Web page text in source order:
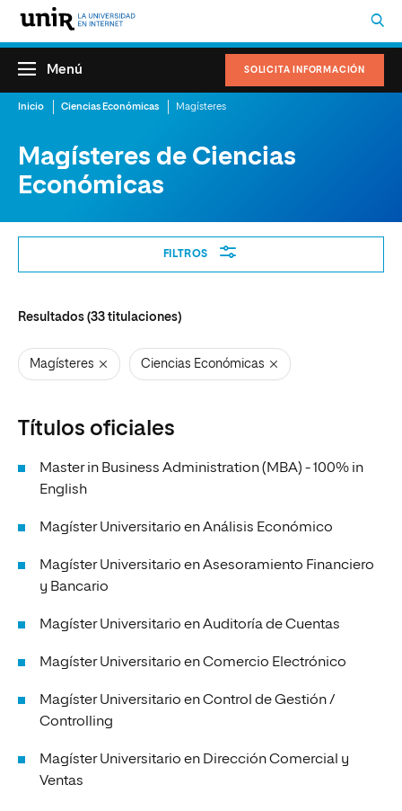
SOLICITA INFORMACIÓN
Menú
Inicio Ciencias Económicas Magísteres
Magísteres de Ciencias
Económicas
FILTROS
Resultados (33 titulaciones)
Magísteres Ciencias Económicas
Títulos oficiales
Master in Business Administration (MBA) - 100% in
English
Magíster Universitario en Análisis Económico
Magíster Universitario en Asesoramiento Financiero
y Bancario
Magíster Universitario en Auditoría de Cuentas
Magíster Universitario en Comercio Electrónico
Magíster Universitario en Control de Gestión /
Controlling
Magíster Universitario en Dirección Comercial y
Ventas